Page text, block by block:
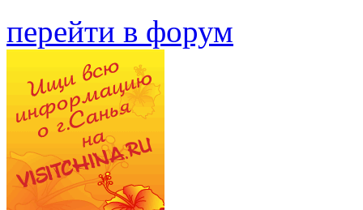
перейти в форум